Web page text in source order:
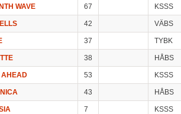
WAVE 67 KSSS
42 VÄBS
37 TYBK
38 HÅBS
AHEAD 53 KSSS
43 HÅBS
7 KSSS